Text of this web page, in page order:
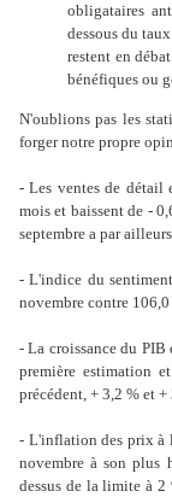
obligataires
dessous du
restent en
bénéfiques ou
N'oublions pas les
forger notre propre
- Les ventes de détail
mois et baissent de -
septembre a par
- L'indice du
novembre contre
- La croissance du PIB
première estimation
précédent, + 3,2 % et
- L'inflation des prix à
novembre à son plus
dessus de la limite à